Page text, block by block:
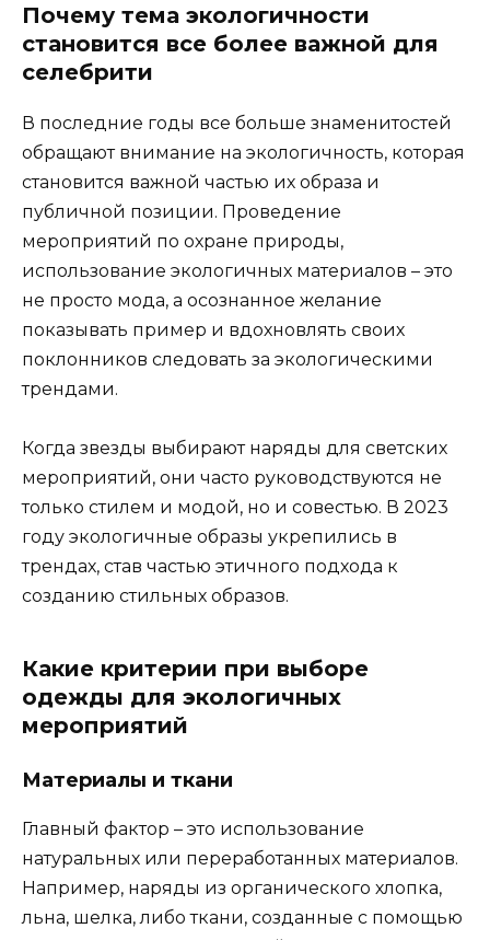
Почему тема экологичности
становится все более важной для
селебрити
В последние годы все больше знаменитостей
обращают внимание на экологичность, которая
становится важной частью их образа и
публичной позиции. Проведение
мероприятий по охране природы,
использование экологичных материалов – это
не просто мода, а осознанное желание
показывать пример и вдохновлять своих
поклонников следовать за экологическими
трендами.
Когда звезды выбирают наряды для светских
мероприятий, они часто руководствуются не
только стилем и модой, но и совестью. В 2023
году экологичные образы укрепились в
трендах, став частью этичного подхода к
созданию стильных образов.
Какие критерии при выборе
одежды для экологичных
мероприятий
Материалы и ткани
Главный фактор – это использование
натуральных или переработанных материалов.
Например, наряды из органического хлопка,
льна, шелка, либо ткани, созданные с помощью